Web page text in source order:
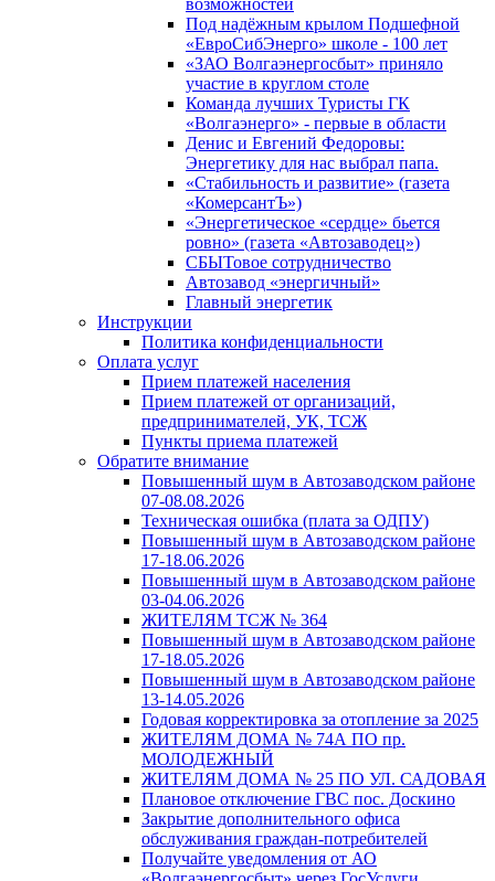
возможностей
Под надёжным крылом Подшефной
«ЕвроСибЭнерго» школе - 100 лет
«ЗАО Волгаэнергосбыт» приняло
участие в круглом столе
Команда лучших Туристы ГК
«Волгаэнерго» - первые в области
Денис и Евгений Федоровы:
Энергетику для нас выбрал папа.
«Стабильность и развитие» (газета
«КомерсантЪ»)
«Энергетическое «сердце» бьется
ровно» (газета «Автозаводец»)
СБЫТовое сотрудничество
Автозавод «энергичный»
Главный энергетик
Инструкции
Политика конфиденциальности
Оплата услуг
Прием платежей населения
Прием платежей от организаций,
предпринимателей, УК, ТСЖ
Пункты приема платежей
Обратите внимание
Повышенный шум в Автозаводском районе
07-08.08.2026
Техническая ошибка (плата за ОДПУ)
Повышенный шум в Автозаводском районе
17-18.06.2026
Повышенный шум в Автозаводском районе
03-04.06.2026
ЖИТЕЛЯМ ТСЖ № 364
Повышенный шум в Автозаводском районе
17-18.05.2026
Повышенный шум в Автозаводском районе
13-14.05.2026
Годовая корректировка за отопление за 2025
ЖИТЕЛЯМ ДОМА № 74А ПО пр.
МОЛОДЕЖНЫЙ
ЖИТЕЛЯМ ДОМА № 25 ПО УЛ. САДОВАЯ
Плановое отключение ГВС пос. Доскино
Закрытие дополнительного офиса
обслуживания граждан-потребителей
Получайте уведомления от АО